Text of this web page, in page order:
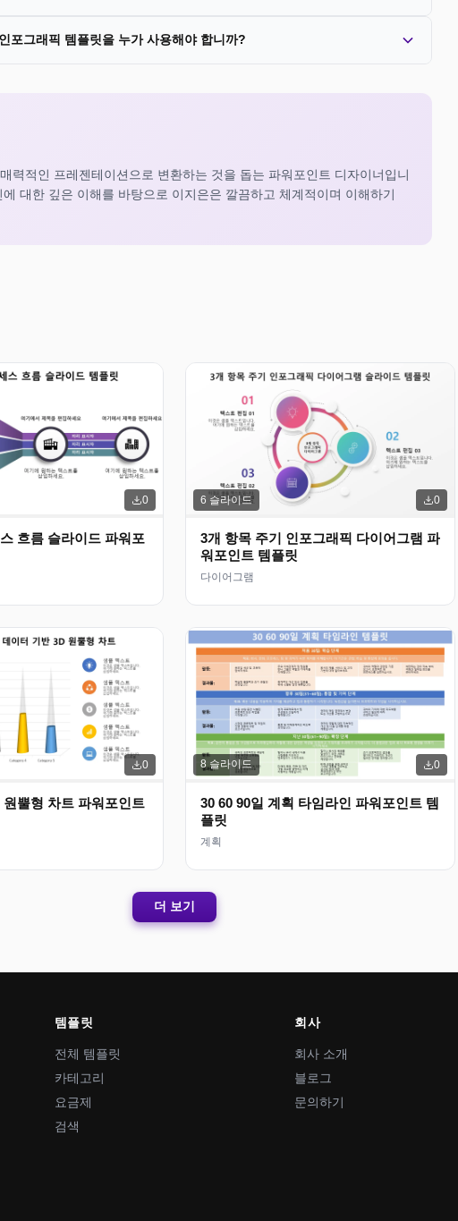
포그래픽 템플릿을 누가 사용해야 합니까?
력적인 프레젠테이션으로 변환하는 것을 돕는 파워포인트 디자이너입니
대한 깊은 이해를 바탕으로 이지은은 깔끔하고 체계적이며 이해하기
0
흐름 슬라이드 파워포
6 슬라이드 0
3개 항목 주기 인포그래픽 다이어그램 파
워포인트 템플릿
다이어그램
0
뿔형 차트 파워포인트
8 슬라이드 0
30 60 90일 계획 타임라인 파워포인트 템
플릿
계획
더 보기
템플릿
전체 템플릿
카테고리
요금제
검색
회사
회사 소개
블로그
문의하기